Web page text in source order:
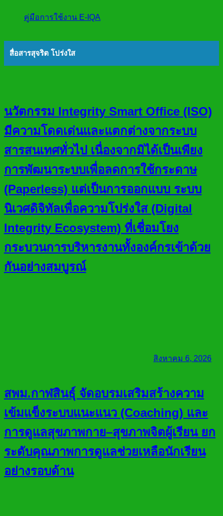
คู่มือการใช้งาน E-IQA
สื่อสารสุจริต โปร่งใส
นวัตกรรม Integrity Smart Office (ISO)
มีความโดดเด่นและแตกต่างจากระบบ
สารสนเทศทั่วไป เนื่องจากมิได้เป็นเพียง
การพัฒนาระบบเพื่อลดการใช้กระดาษ
(Paperless) แต่เป็นการออกแบบ ระบบ
นิเวศดิจิทัลเพื่อความโปร่งใส (Digital
Integrity Ecosystem) ที่เชื่อมโยง
กระบวนการบริหารงานทั้งองค์กรเข้าด้วย
กันอย่างสมบูรณ์
สิงหาคม 6, 2026
สพม.กาฬสินธุ์ จัดอบรมเสริมสร้างความ
เข้มแข็งระบบแนะแนว (Coaching) และ
การดูแลสุขภาพกาย–สุขภาพจิตผู้เรียน ยก
ระดับคุณภาพการดูแลช่วยเหลือนักเรียน
อย่างรอบด้าน